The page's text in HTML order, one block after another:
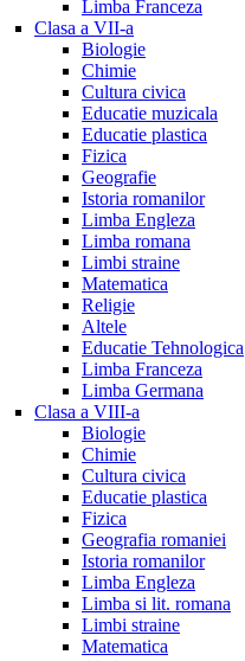
Limba Franceza
Clasa a VII-a
Biologie
Chimie
Cultura civica
Educatie muzicala
Educatie plastica
Fizica
Geografie
Istoria romanilor
Limba Engleza
Limba romana
Limbi straine
Matematica
Religie
Altele
Educatie Tehnologica
Limba Franceza
Limba Germana
Clasa a VIII-a
Biologie
Chimie
Cultura civica
Educatie plastica
Fizica
Geografia romaniei
Istoria romanilor
Limba Engleza
Limba si lit. romana
Limbi straine
Matematica